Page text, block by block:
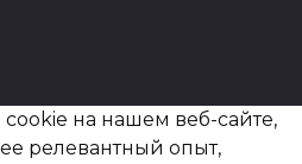
на нашем веб-сайте,
релевантный опыт,